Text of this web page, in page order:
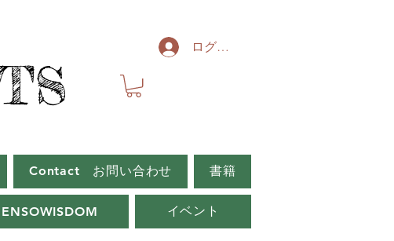
ログイン
Contact お問い合わせ 書籍
ENSOWISDOM イベント